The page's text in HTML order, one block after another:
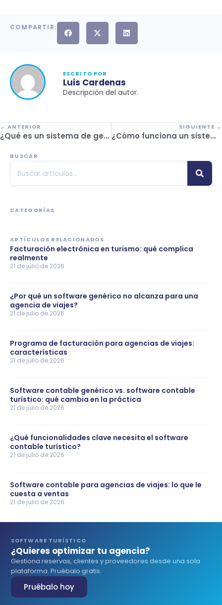
COMPARTIR:
ESCRITO POR
Luis Cardenas
Descripción del autor.
← ANTERIOR
¿Qué es un sistema de gestión de viajes corporativos y cómo puede ayudarte?
SIGUIENTE →
¿Cómo funciona un sistema de reservas de viajes?
BUSCAR
CATEGORÍAS
ARTÍCULOS RELACIONADOS
Facturación electrónica en turismo: qué complica
realmente
21 de julio de 2026
¿Por qué un software genérico no alcanza para una
agencia de viajes?
21 de julio de 2026
Programa de facturación para agencias de viajes:
características
21 de julio de 2026
Software contable genérico vs. software contable
turístico: qué cambia en la práctica
21 de julio de 2026
¿Qué funcionalidades clave necesita el software
contable turístico?
21 de julio de 2026
Software contable para agencias de viajes: lo que le
cuesta a ventas
21 de julio de 2026
SOFTWARE TURÍSTICO
¿Quieres optimizar tu agencia?
Gestiona reservas, clientes y proveedores desde una sola
plataforma. Pruébalo gratis.
Pruébalo hoy